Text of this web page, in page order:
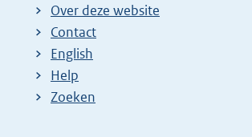
Over deze website
Contact
English
Help
Zoeken